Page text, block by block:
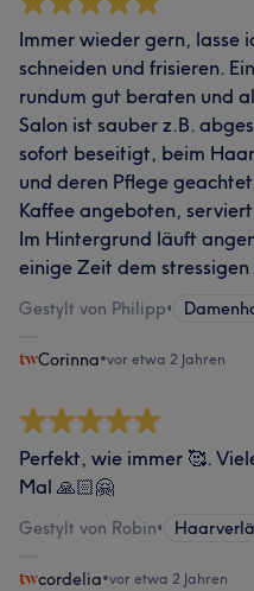
Immer wieder gern, lasse
schneiden und frisieren.
rundum gut beraten und
Salon ist sauber z.B.
sofort beseitigt, beim
und deren Pflege
Kaffee angeboten,
Im Hintergrund läuft
einige Zeit dem
Gestylt von Philipp•
Corinna•vor etwa 2 Jahren
Perfekt, wie immer 🥰.
Mal 🙏🏻🤗
Gestylt von Robin•
cordelia•vor etwa 2 Jahren